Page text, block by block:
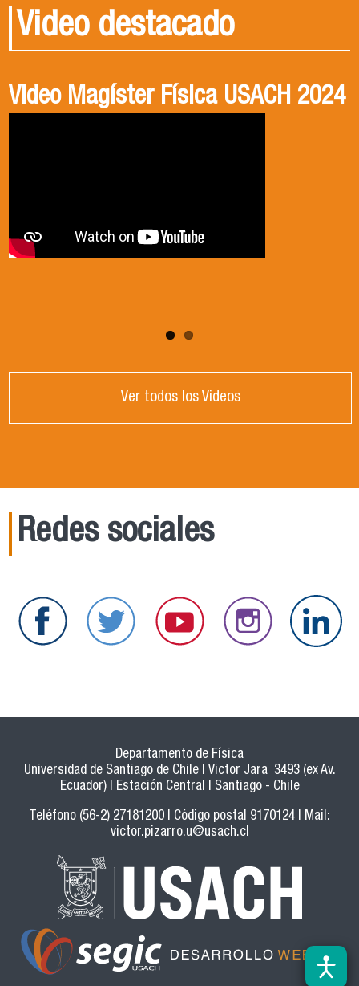
Video destacado
Video Magíster Física USACH 2024
Video Doctorado Física USACH
Ver todos los Videos
Redes sociales
Departamento de Física
Universidad de Santiago de Chile | Victor Jara 3493 (ex Av.
Ecuador) | Estación Central | Santiago - Chile
Teléfono (56-2) 27181200 | Código postal 9170124 | Mail:
victor.pizarro.u@usach.cl